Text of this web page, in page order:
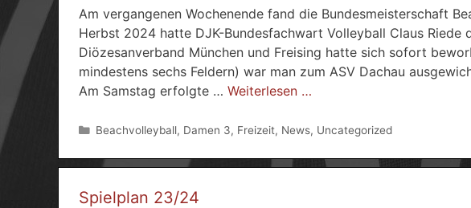
Am vergangenen Wochenende fand die Bundesmeisterschaft
Herbst 2024 hatte DJK-Bundesfachwart Volleyball Claus Riede
Diözesanverband München und Freising hatte sich sofort
mindestens sechs Feldern) war man zum ASV Dachau
Am Samstag erfolgte … Weiterlesen …
Kategorien
Beachvolleyball, Damen 3, Freizeit, News, Uncategorized
Spielplan 23/24